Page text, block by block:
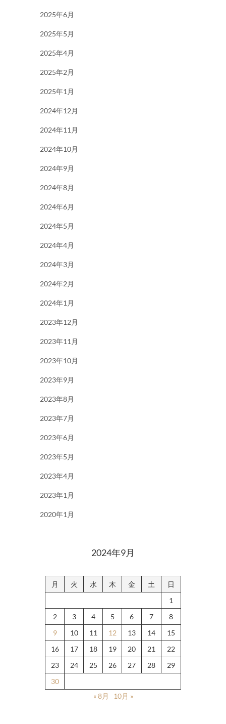
2025年6月
2025年5月
2025年4月
2025年2月
2025年1月
2024年12月
2024年11月
2024年10月
2024年9月
2024年8月
2024年6月
2024年5月
2024年4月
2024年3月
2024年2月
2024年1月
2023年12月
2023年11月
2023年10月
2023年9月
2023年8月
2023年7月
2023年6月
2023年5月
2023年4月
2023年1月
2020年1月
2024年9月
月 火 水 木 金 土
日
1
2
3 4 5 6 7
8
9
10 11 12 13 14
15
16
17 18 19 20 21
22
23
24 25 26 27 28
29
30
« 8月
10月 »